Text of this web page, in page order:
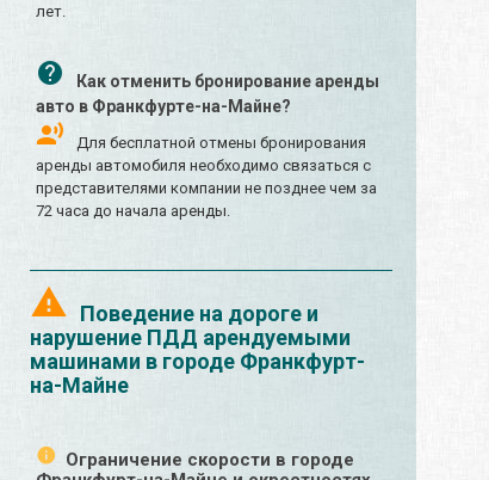
лет.
Как отменить бронирование аренды
авто в Франкфурте-на-Майне?
Для бесплатной отмены бронирования
аренды автомобиля необходимо связаться с
представителями компании не позднее чем за
72 часа до начала аренды.
Поведение на дороге и
нарушение ПДД арендуемыми
машинами в городе Франкфурт-
на-Майне
Ограничение скорости в городе